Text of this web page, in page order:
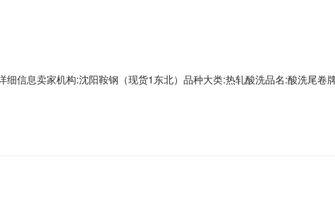
信息卖家机构:沈阳鞍钢（现货1东北）品种大类:热轧酸洗品名:酸洗尾卷
重量:0.0下表面锌层重量:0.0资源说明:麻点Z向性能:暂无